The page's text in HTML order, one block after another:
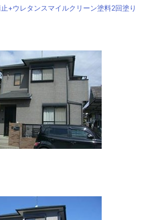
+ウレタンスマイルクリーン塗料2回塗り